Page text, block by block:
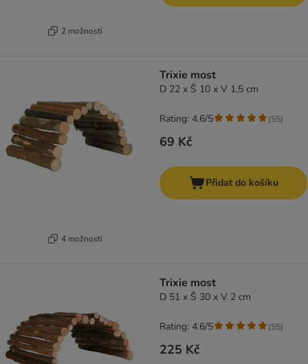
2 možností
4 možností
Trixie most
D 22 x Š 10 x V 1,5 cm
69 Kč
Rating: 4.6/5 (55)
Přidat do košíku
Trixie most
D 51 x Š 30 x V 2 cm
225 Kč
Rating: 4.6/5 (55)